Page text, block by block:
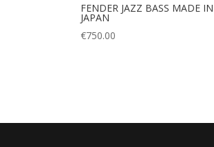
FENDER JAZZ BASS MADE IN
JAPAN
€750.00